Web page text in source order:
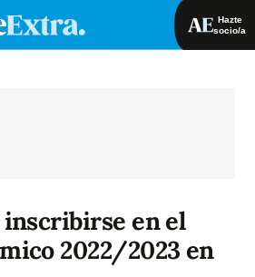
Hazte
socio/a
inscribirse en el
2022/2023 en